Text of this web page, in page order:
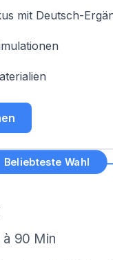
mit Deutsch-
Beliebteste Wahl
90 Min